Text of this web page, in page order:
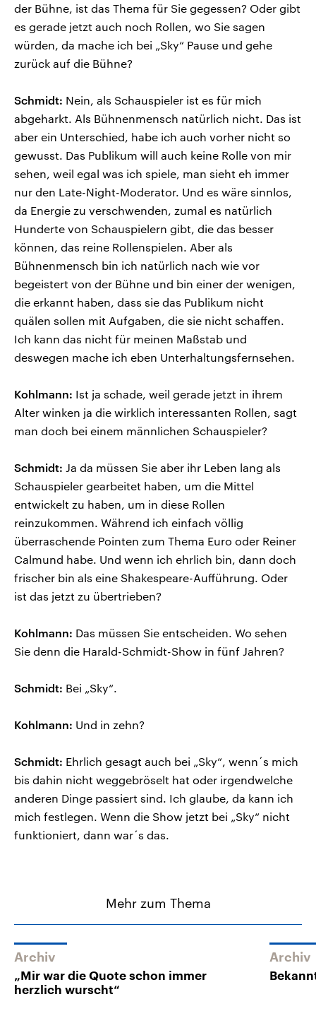
der Bühne, ist das Thema für Sie gegessen? Oder gibt
es gerade jetzt auch noch Rollen, wo Sie sagen
würden, da mache ich bei „Sky“ Pause und gehe
zurück auf die Bühne?
Schmidt: Nein, als Schauspieler ist es für mich
abgeharkt. Als Bühnenmensch natürlich nicht. Das ist
aber ein Unterschied, habe ich auch vorher nicht so
gewusst. Das Publikum will auch keine Rolle von mir
sehen, weil egal was ich spiele, man sieht eh immer
nur den Late-Night-Moderator. Und es wäre sinnlos,
da Energie zu verschwenden, zumal es natürlich
Hunderte von Schauspielern gibt, die das besser
können, das reine Rollenspielen. Aber als
Bühnenmensch bin ich natürlich nach wie vor
begeistert von der Bühne und bin einer der wenigen,
die erkannt haben, dass sie das Publikum nicht
quälen sollen mit Aufgaben, die sie nicht schaffen.
Ich kann das nicht für meinen Maßstab und
deswegen mache ich eben Unterhaltungsfernsehen.
Kohlmann: Ist ja schade, weil gerade jetzt in ihrem
Alter winken ja die wirklich interessanten Rollen, sagt
man doch bei einem männlichen Schauspieler?
Schmidt: Ja da müssen Sie aber ihr Leben lang als
Schauspieler gearbeitet haben, um die Mittel
entwickelt zu haben, um in diese Rollen
reinzukommen. Während ich einfach völlig
überraschende Pointen zum Thema Euro oder Reiner
Calmund habe. Und wenn ich ehrlich bin, dann doch
frischer bin als eine Shakespeare-Aufführung. Oder
ist das jetzt zu übertrieben?
Kohlmann: Das müssen Sie entscheiden. Wo sehen
Sie denn die Harald-Schmidt-Show in fünf Jahren?
Schmidt: Bei „Sky“.
Kohlmann: Und in zehn?
Schmidt: Ehrlich gesagt auch bei „Sky“, wenn´s mich
bis dahin nicht weggebröselt hat oder irgendwelche
anderen Dinge passiert sind. Ich glaube, da kann ich
mich festlegen. Wenn die Show jetzt bei „Sky“ nicht
funktioniert, dann war´s das.
Mehr zum Thema
Archiv
„Mir war die Quote schon immer
herzlich wurscht“
Archiv